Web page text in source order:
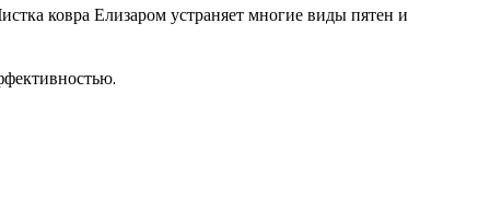
ковра Елизаром устраняет многие виды пятен и